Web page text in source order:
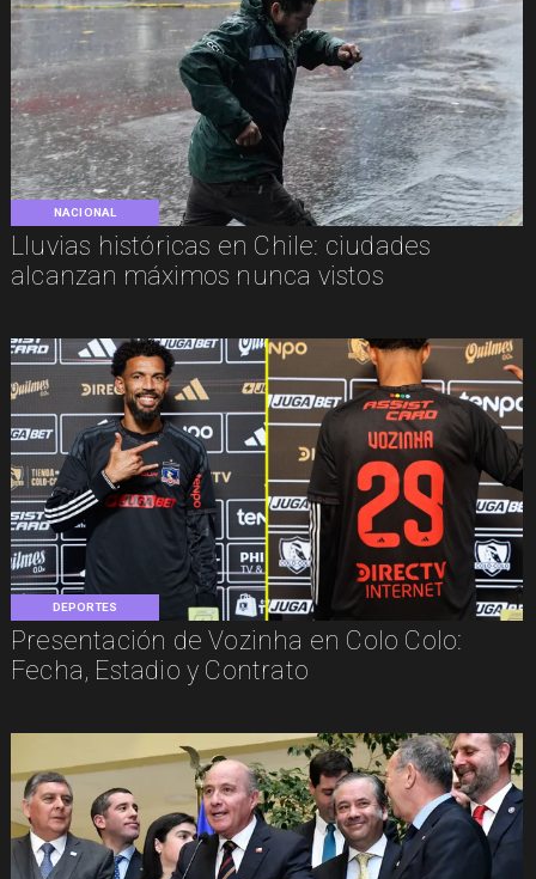
NACIONAL
Lluvias históricas en Chile: ciudades
alcanzan máximos nunca vistos
DEPORTES
Presentación de Vozinha en Colo Colo:
Fecha, Estadio y Contrato